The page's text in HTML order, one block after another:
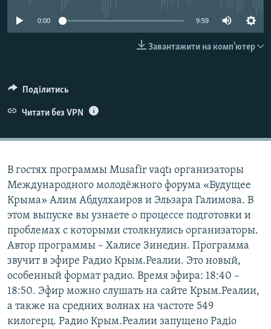
СВІДЧЕННЯ ОКУПАЦІЇ
Русский
0:00 9:59
Завантажити на комп'ютер
Поділитись
Читати без VPN
В гостях программы Musafir vaqtı организаторы
Международного молодёжного форума «Будущее
Крыма» Алим Абдулхаиров и Эльзара Галимова. В
этом выпуске вы узнаете о процессе подготовки и
проблемах с которыми столкнулись организаторы.
Автор программы –​ Халисе Зинедин. Программа
звучит в эфире Радио Крым.Реалии. Это новый,
особенный формат радио. Время эфира: 18:40 –
18:50. Эфир можно слушать на сайте Крым.Реалии,
а также на средних волнах на частоте 549
килогерц. Радио Крым.Реалии запущено Радіо